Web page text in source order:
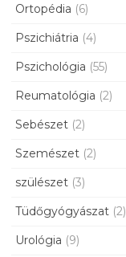
Ortopédia (6)
Pszichiátria (4)
Pszichológia (55)
Reumatológia (2)
Sebészet (2)
Szemészet (2)
szülészet (3)
Tüdőgyógyászat (2)
Urológia (9)